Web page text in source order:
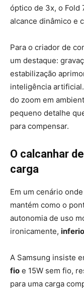
óptico de 3x, o Fold
alcance dinâmico e
Para o criador de
um destaque:
estabilização
inteligência
do zoom em
pequeno detalhe
para compensar.
O calcanhar
carga
Em um cenário
mantém como o
autonomia de uso
ironicamente,
A Samsung insiste
fio e 15W sem fio,
para uma carga